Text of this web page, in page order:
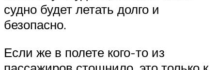
судно будет летать долго и
безопасно.
Если же в полете кого-то из